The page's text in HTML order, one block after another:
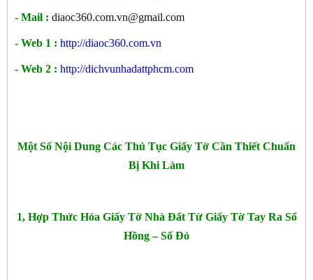
- Mail : diaoc360.com.vn@gmail.com
- Web 1 : http://diaoc360.com.vn
- Web 2 : http://dichvunhadattphcm.com
Một Số Nội Dung Các Thủ Tục Giấy Tờ Cần Thiết Chuẩn
Bị Khi Làm
1, Hợp Thức Hóa Giấy Tờ Nhà Đất Từ Giấy Tờ Tay Ra Sổ
Hồng – Sổ Đỏ